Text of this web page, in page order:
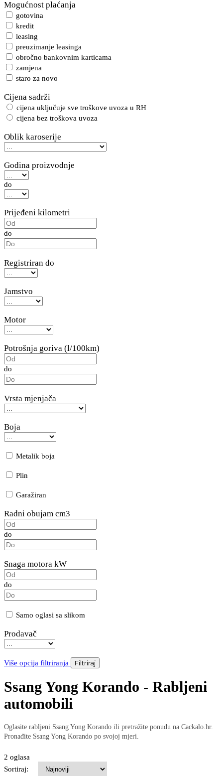
Mogućnost plaćanja
gotovina
kredit
leasing
preuzimanje leasinga
obročno bankovnim karticama
zamjena
staro za novo
Cijena sadrži
cijena uključuje sve troškove uvoza u RH
cijena bez troškova uvoza
Oblik karoserije
Godina proizvodnje
do
Prijeđeni kilometri
do
Registriran do
Jamstvo
Motor
Potrošnja goriva (l/100km)
do
Vrsta mjenjača
Boja
Metalik boja
Plin
Garažiran
Radni obujam cm3
do
Snaga motora kW
do
Samo oglasi sa slikom
Prodavač
Više opcija filtriranja Filtriraj
Ssang Yong Korando - Rabljeni
automobili
Oglasite rabljeni Ssang Yong Korando ili pretražite ponudu na Cackalo.hr.
Pronađite Ssang Yong Korando po svojoj mjeri.
2 oglasa
Sortiraj: